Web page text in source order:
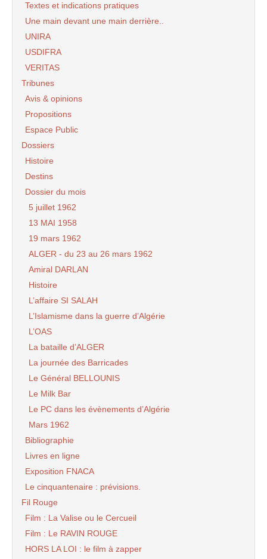
Textes et indications pratiques
Une main devant une main derrière..
UNIRA
USDIFRA
VERITAS
Tribunes
Avis & opinions
Propositions
Espace Public
Dossiers
Histoire
Destins
Dossier du mois
5 juillet 1962
13 MAI 1958
19 mars 1962
ALGER - du 23 au 26 mars 1962
Amiral DARLAN
Histoire
L’affaire SI SALAH
L’Islamisme dans la guerre d’Algérie
L’OAS
La bataille d’ALGER
La journée des Barricades
Le Général BELLOUNIS
Le Milk Bar
Le PC dans les évènements d’Algérie
Mars 1962
Bibliographie
Livres en ligne
Exposition FNACA
Le cinquantenaire : prévisions.
Fil Rouge
Film : La Valise ou le Cercueil
Film : Le RAVIN ROUGE
HORS LA LOI : le film à zapper